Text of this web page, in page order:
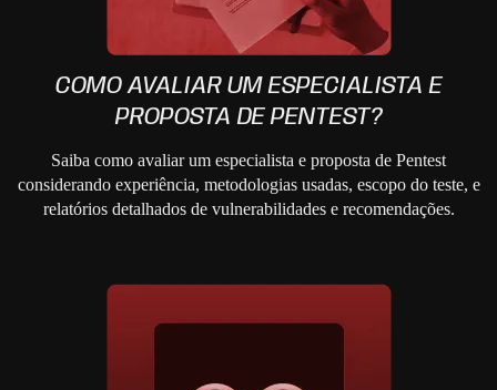
COMO AVALIAR UM ESPECIALISTA E
PROPOSTA DE PENTEST?
Saiba como avaliar um especialista e proposta de Pentest
considerando experiência, metodologias usadas, escopo do teste, e
relatórios detalhados de vulnerabilidades e recomendações.